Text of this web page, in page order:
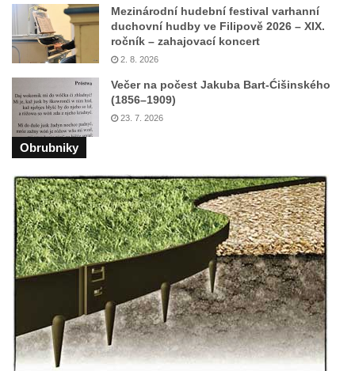
Křížová cesta Římov – VII. kaple – Políbení
Jidášovo
Křížová cesta Římov – VI. kaple – Olivetská
hora (Getsemanská zahrada)
Křížová cesta Římov – V. kaple – Smutná
duše
Křížová cesta Římov – IV. kaple – Pustá ves
Křížová cesta Římov – III. kaple – Stádní
brána
Křížová cesta Římov – II. kaple – Poslední
večeře Páně
Křížová cesta Římov – I. kaple – Loučení
Ježíše s Pannou Marií
Márnice na hřbitově v Římově
Kaple v Horním Třeboníně
Kaple Panny Marie v Horním Třeboníně
Mezinárodní hudební festival varhanní
duchovní hudby ve Filipově 2026 – XIX.
ročník – zahajovací koncert
2. 8. 2026
Večer na počest Jakuba Bart-Ćišinského
(1856–1909)
23. 7. 2026
Obrubniky